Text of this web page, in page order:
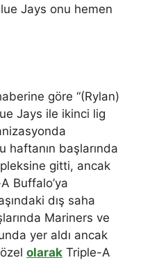
Jays onu hemen
göre “(Rylan)
Jays ile ikinci lig
haftanın başlarında
gitti, ancak
Buffalo’ya
dış saha
Mariners ve
yer aldı ancak
olarak Triple-A